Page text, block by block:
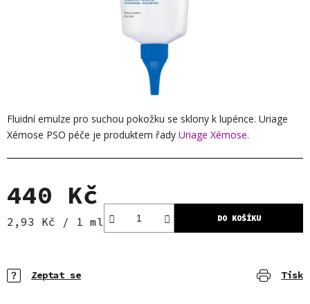
Fluidní emulze pro suchou pokožku se sklony k lupénce. Uriage
Xémose PSO péče je produktem řady Uriage Xémose.
440 Kč
Měrná cena:
2,93 Kč / 1 ml DO KOŠÍKU
Tisk
Zeptat se